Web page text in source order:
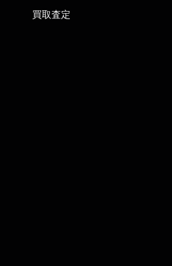
買取査定